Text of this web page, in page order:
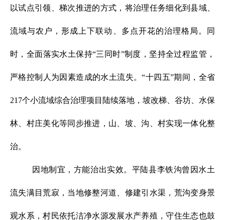
以试点引领、梯次推进的方式，将治理任务细化到县域、
流域与农户，形成上下联动、多点开花的治理格局。同
时，全面落实水土保持“三同时”制度，坚持全过程监管，
严格控制人为因素造成的水土流失。“十四五”期间，全省
217个小流域综合治理项目陆续落地，坡改梯、谷坊、水保
林、村庄美化等同步推进，山、坡、沟、村实现一体化整
治。
因地制宜，方能治出实效。平陆县李铁沟曾因水土
流失满目荒寂，当地修整河道、修建引水渠，荒沟变身景
观水系，村民依托洁净水源发展水产养殖，守住生态也鼓